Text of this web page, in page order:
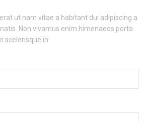
ut nam vitae a habitant dui adipiscing a
Non vivamus enim himenaeos porta
scelerisque in